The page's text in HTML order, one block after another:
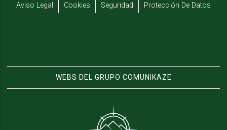
Aviso Legal
Cookies Seguridad Protección De Datos
WEBS DEL GRUPO COMUNIKAZE